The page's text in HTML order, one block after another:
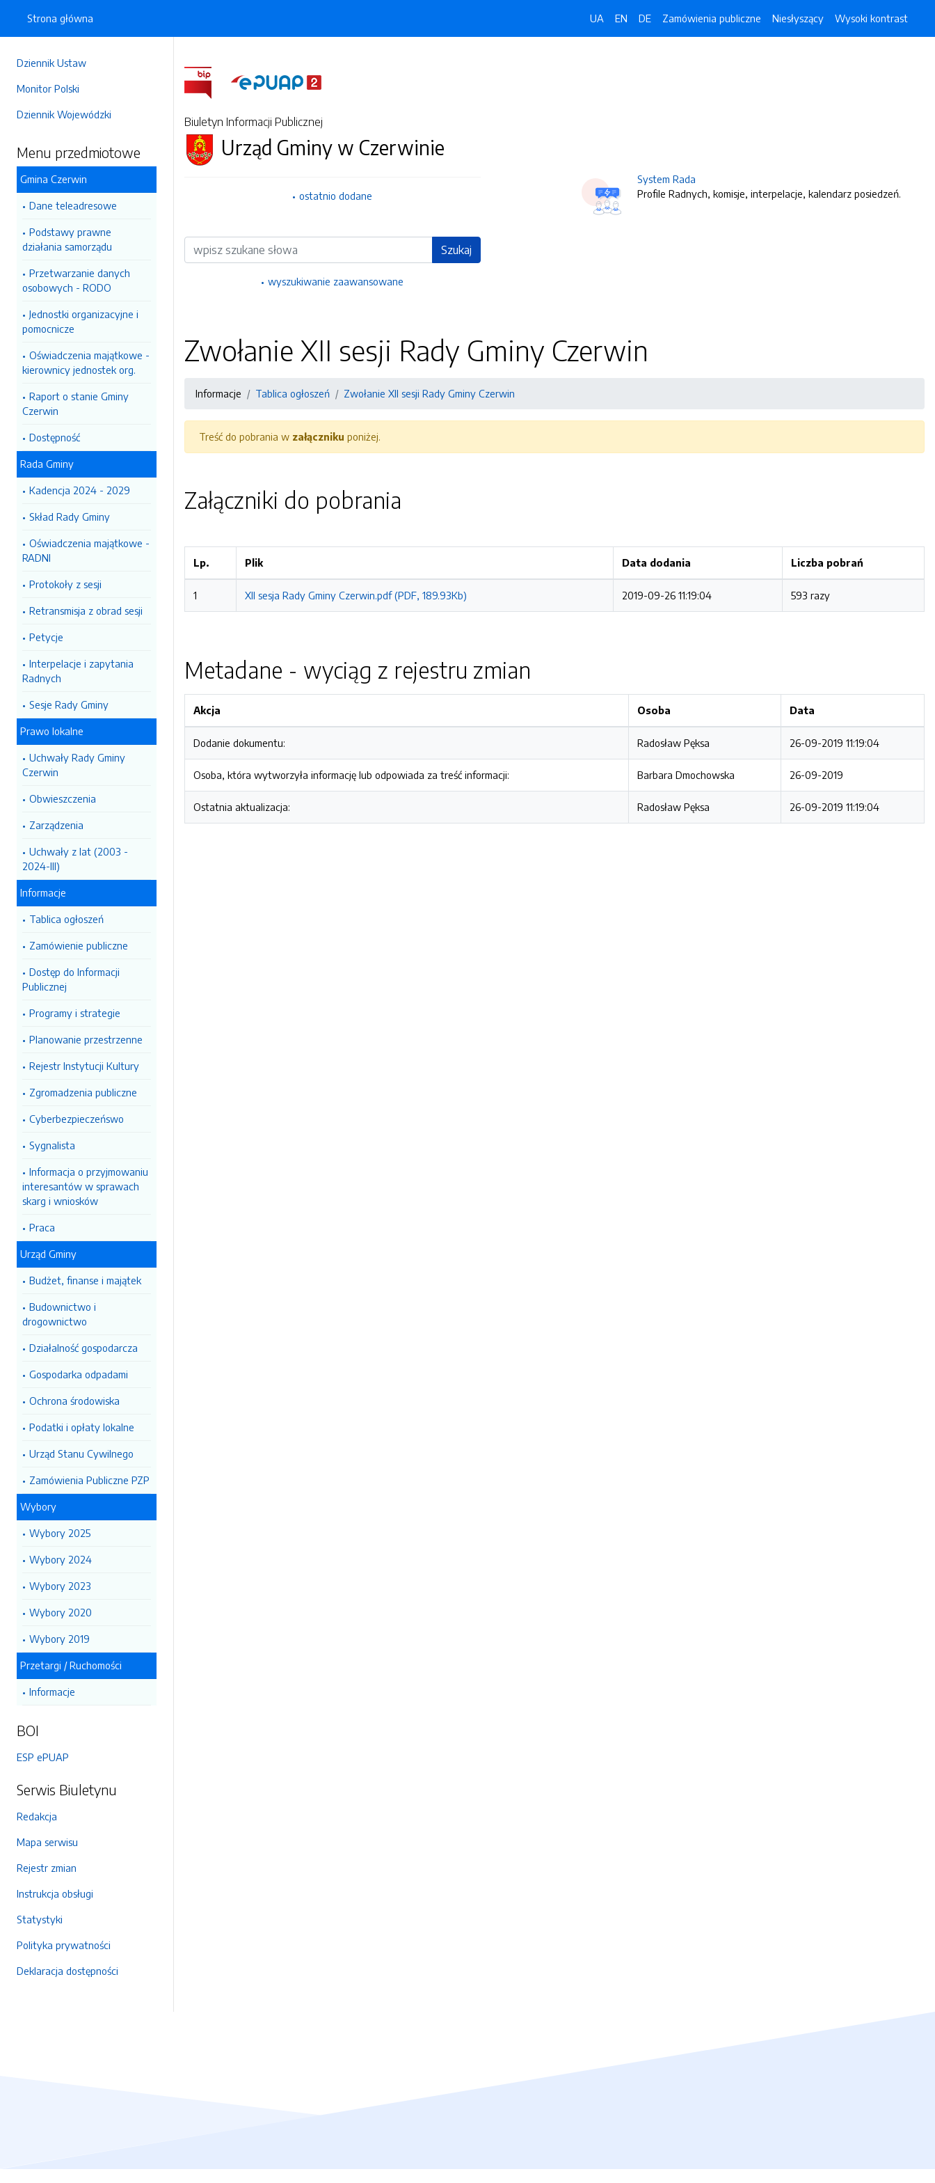
Dziennik Ustaw
Monitor Polski
Dziennik Wojewódzki
Menu przedmiotowe
Gmina Czerwin
Dane teleadresowe
Podstawy prawne
działania samorządu
Przetwarzanie danych
osobowych - RODO
Jednostki organizacyjne i
pomocnicze
Oświadczenia majątkowe -
kierownicy jednostek org.
Raport o stanie Gminy
Czerwin
Dostępność
Rada Gminy
Kadencja 2024 - 2029
Skład Rady Gminy
Oświadczenia majątkowe -
RADNI
Protokoły z sesji
Retransmisja z obrad sesji
Petycje
Interpelacje i zapytania
Radnych
Sesje Rady Gminy
Prawo lokalne
Uchwały Rady Gminy
Czerwin
Obwieszczenia
Zarządzenia
Uchwały z lat (2003 -
2024-III)
Informacje
Tablica ogłoszeń
Zamówienie publiczne
Dostęp do Informacji
Publicznej
Programy i strategie
Planowanie przestrzenne
Rejestr Instytucji Kultury
Zgromadzenia publiczne
Cyberbezpieczeńswo
Sygnalista
Informacja o przyjmowaniu
interesantów w sprawach
skarg i wniosków
Praca
Urząd Gminy
Budżet, finanse i majątek
Budownictwo i
drogownictwo
Działalność gospodarcza
Gospodarka odpadami
Ochrona środowiska
Podatki i opłaty lokalne
Urząd Stanu Cywilnego
Zamówienia Publiczne PZP
Wybory
Wybory 2025
Wybory 2024
Wybory 2023
Wybory 2020
Wybory 2019
Przetargi / Ruchomości
Informacje
BOI
ESP ePUAP
Serwis Biuletynu
Redakcja
Mapa serwisu
Rejestr zmian
Instrukcja obsługi
Statystyki
Polityka prywatności
Deklaracja dostępności
Strona główna UA EN DE Zamówienia publiczne Niesłyszący Wysoki kontrast
Biuletyn Informacji Publicznej
Urząd Gminy w Czerwinie
ostatnio dodane
Wyszukiwarka Szukaj
wyszukiwanie zaawansowane
System Rada
Profile Radnych, komisje, interpelacje, kalendarz posiedzeń.
Zwołanie XII sesji Rady Gminy Czerwin
Informacje Tablica ogłoszeń Zwołanie XII sesji Rady Gminy Czerwin
Treść do pobrania w załączniku poniżej.
Załączniki do pobrania
Lp. Plik Data dodania Liczba pobrań
1 XII sesja Rady Gminy Czerwin.pdf (PDF, 189.93Kb) 2019-09-26 11:19:04 593 razy
Metadane - wyciąg z rejestru zmian
Akcja Osoba Data
Dodanie dokumentu: Radosław Pęksa 26-09-2019 11:19:04
Osoba, która wytworzyła informację lub odpowiada za treść informacji: Barbara Dmochowska 26-09-2019
Ostatnia aktualizacja: Radosław Pęksa 26-09-2019 11:19:04